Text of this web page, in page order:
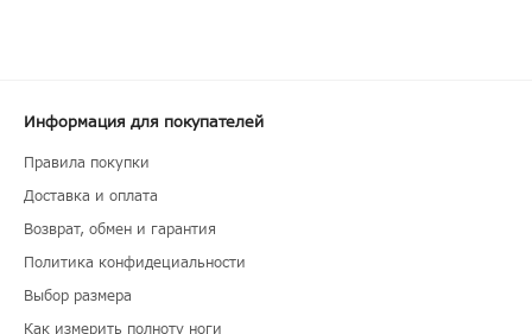
Информация для покупателей
Правила покупки
Доставка и оплата
Возврат, обмен и гарантия
Политика конфидециальности
Выбор размера
Как измерить полноту ноги